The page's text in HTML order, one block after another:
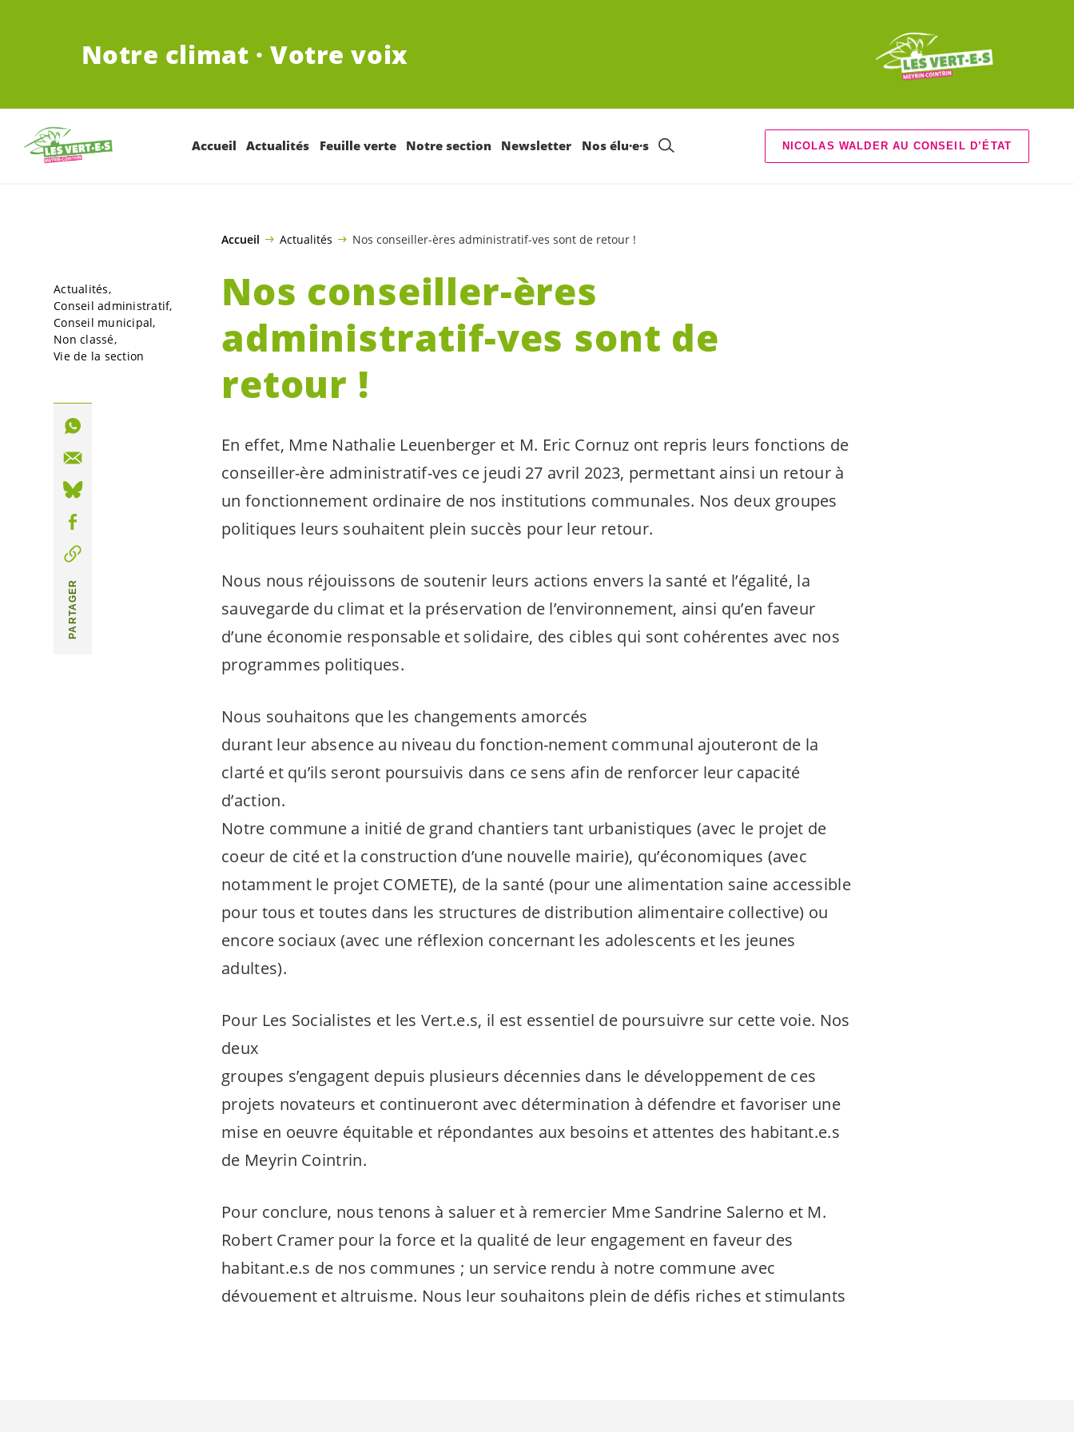
Notre climat · Votre voix
Accueil Actualités Feuille verte Notre section Newsletter Nos élu·e·s NICOLAS WALDER AU CONSEIL D’ÉTAT
Accueil Actualités Nos conseiller-ères administratif-ves sont de retour !
Nos conseiller-ères
administratif-ves sont de
retour !
En effet, Mme Nathalie Leuenberger et M. Eric Cornuz ont repris leurs fonctions de
conseiller-ère administratif-ves ce jeudi 27 avril 2023, permettant ainsi un retour à
un fonctionnement ordinaire de nos institutions communales. Nos deux groupes
politiques leurs souhaitent plein succès pour leur retour.
Nous nous réjouissons de soutenir leurs actions envers la santé et l’égalité, la
sauvegarde du climat et la préservation de l’environnement, ainsi qu’en faveur
d’une économie responsable et solidaire, des cibles qui sont cohérentes avec nos
programmes politiques.
Nous souhaitons que les changements amorcés
durant leur absence au niveau du fonction-nement communal ajouteront de la
clarté et qu’ils seront poursuivis dans ce sens afin de renforcer leur capacité
d’action.
Notre commune a initié de grand chantiers tant urbanistiques (avec le projet de
coeur de cité et la construction d’une nouvelle mairie), qu’économiques (avec
notamment le projet COMETE), de la santé (pour une alimentation saine accessible
pour tous et toutes dans les structures de distribution alimentaire collective) ou
encore sociaux (avec une réflexion concernant les adolescents et les jeunes
adultes).
Pour Les Socialistes et les Vert.e.s, il est essentiel de poursuivre sur cette voie. Nos
deux
groupes s’engagent depuis plusieurs décennies dans le développement de ces
projets novateurs et continueront avec détermination à défendre et favoriser une
mise en oeuvre équitable et répondantes aux besoins et attentes des habitant.e.s
de Meyrin Cointrin.
Pour conclure, nous tenons à saluer et à remercier Mme Sandrine Salerno et M.
Robert Cramer pour la force et la qualité de leur engagement en faveur des
habitant.e.s de nos communes ; un service rendu à notre commune avec
dévouement et altruisme. Nous leur souhaitons plein de défis riches et stimulants
Actualités
Conseil administratif
Conseil municipal
Non classé
Vie de la section
PARTAGER